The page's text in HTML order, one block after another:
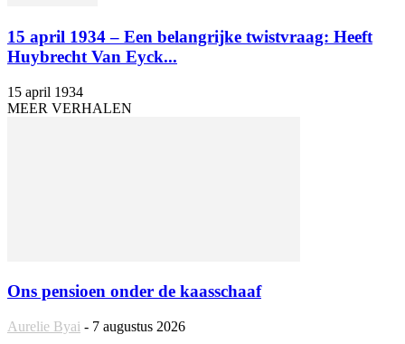
15 april 1934 – Een belangrijke twistvraag: Heeft
Huybrecht Van Eyck...
15 april 1934
MEER VERHALEN
Ons pensioen onder de kaasschaaf
Aurelie Byai - 7 augustus 2026